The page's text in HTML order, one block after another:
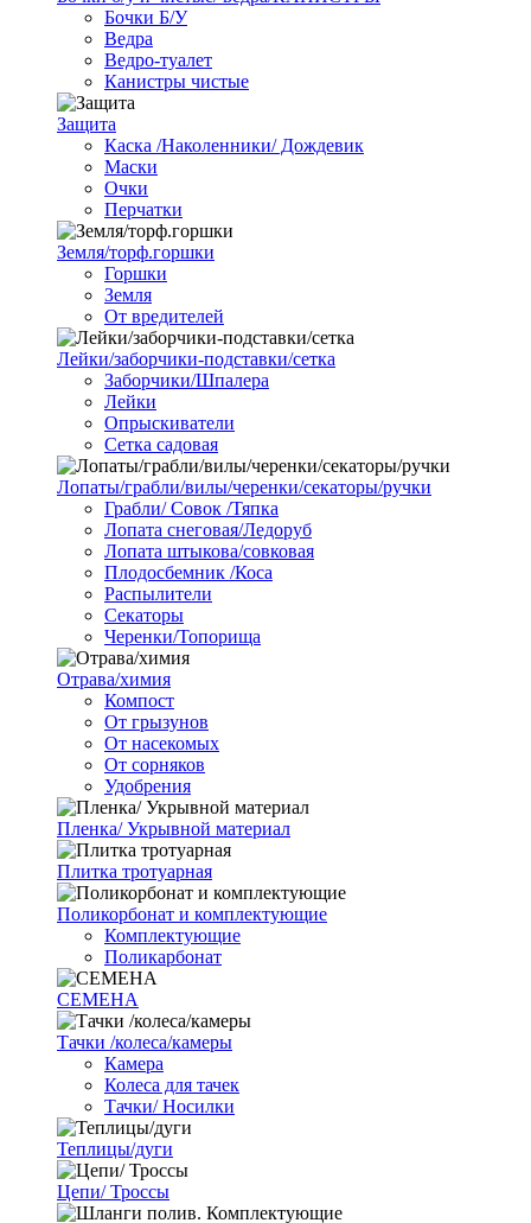
Бочки Б/У
Ведра
Ведро-туалет
Канистры чистые
Защита
Каска /Наколенники/ Дождевик
Маски
Очки
Перчатки
Земля/торф.горшки
Горшки
Земля
От вредителей
Лейки/заборчики-подставки/сетка
Заборчики/Шпалера
Лейки
Опрыскиватели
Сетка садовая
Лопаты/грабли/вилы/черенки/секаторы/ручки
Грабли/ Совок /Тяпка
Лопата снеговая/Ледоруб
Лопата штыкова/совковая
Плодосбемник /Коса
Распылители
Секаторы
Черенки/Топорища
Отрава/химия
Компост
От грызунов
От насекомых
От сорняков
Удобрения
Пленка/ Укрывной материал
Плитка тротуарная
Поликорбонат и комплектующие
Комплектующие
Поликарбонат
СЕМЕНА
Тачки /колеса/камеры
Камера
Колеса для тачек
Тачки/ Носилки
Теплицы/дуги
Цепи/ Троссы